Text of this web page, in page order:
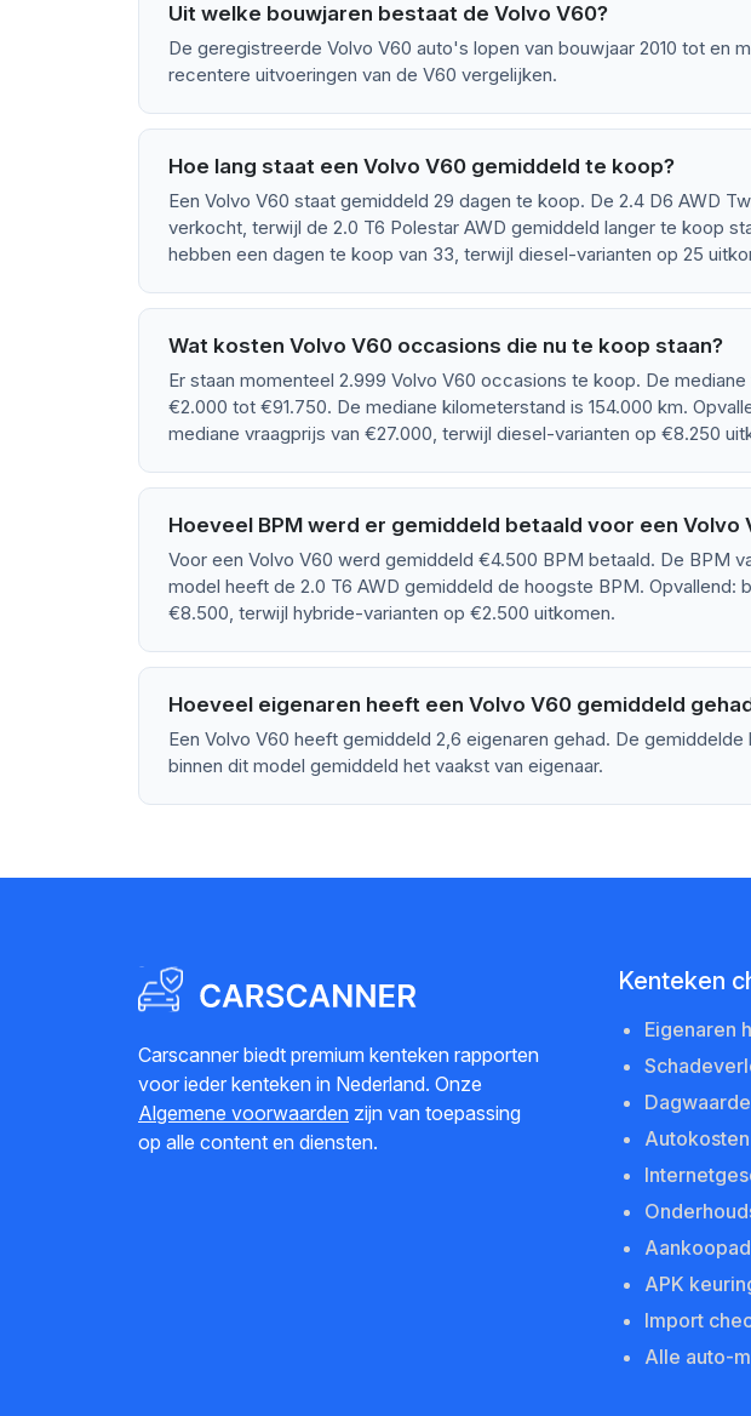
Uit welke bouwjaren bestaat de Volvo V60?
De geregistreerde Volvo V60 auto's lopen van bouwjaar 2010 tot en
recentere uitvoeringen van de V60 vergelijken.
Hoe lang staat een Volvo V60 gemiddeld te koop?
Een Volvo V60 staat gemiddeld 29 dagen te koop. De 2.4 D6 AWD
verkocht, terwijl de 2.0 T6 Polestar AWD gemiddeld langer te koop
hebben een dagen te koop van 33, terwijl diesel-varianten op 25
Wat kosten Volvo V60 occasions die nu te koop staan?
Er staan momenteel 2.999 Volvo V60 occasions te koop. De
€2.000 tot €91.750. De mediane kilometerstand is 154.000 km.
mediane vraagprijs van €27.000, terwijl diesel-varianten op €8.250
Hoeveel BPM werd er gemiddeld betaald voor een Volvo
Voor een Volvo V60 werd gemiddeld €4.500 BPM betaald. De BPM
model heeft de 2.0 T6 AWD gemiddeld de hoogste BPM. Opvallend:
€8.500, terwijl hybride-varianten op €2.500 uitkomen.
Hoeveel eigenaren heeft een Volvo V60 gemiddeld
Een Volvo V60 heeft gemiddeld 2,6 eigenaren gehad. De
binnen dit model gemiddeld het vaakst van eigenaar.
Carscanner biedt premium kenteken rapporten
voor ieder kenteken in Nederland. Onze
Algemene voorwaarden zijn van toepassing
op alle content en diensten.
Kenteken
Eigenaren
Dagwaarde
Autokosten
APK
Import
Alle auto-